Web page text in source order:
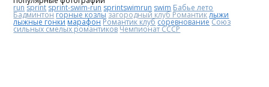
run sprint sprint-swim-run sprintswimrun swim Бабье лето
Бадминтонгорные козлы загородный клуб Романтиклыжи
лыжные гонки марафонРомантик клубсоревнованиеСоюз
сильных смелых романтиковЧемпионат СССР